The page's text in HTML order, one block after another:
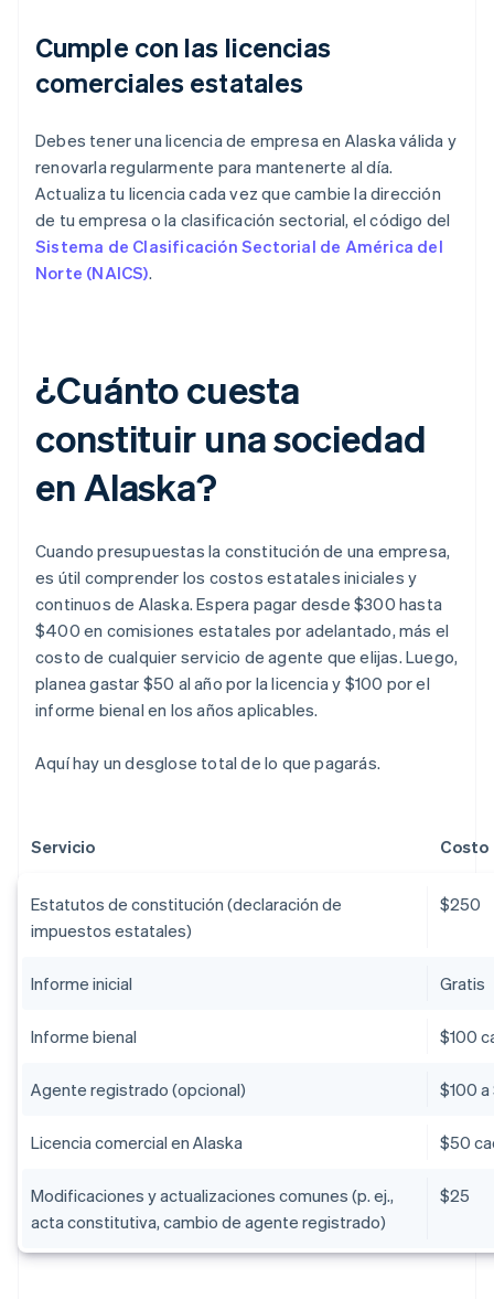
Cumple con las licencias
comerciales estatales
Debes tener una licencia de empresa en Alaska válida y
renovarla regularmente para mantenerte al día.
Actualiza tu licencia cada vez que cambie la dirección
de tu empresa o la clasificación sectorial, el código del
Sistema de Clasificación Sectorial de América del
Norte (NAICS).
¿Cuánto cuesta
constituir una sociedad
en Alaska?
Cuando presupuestas la constitución de una empresa,
es útil comprender los costos estatales iniciales y
continuos de Alaska. Espera pagar desde $300 hasta
$400 en comisiones estatales por adelantado, más el
costo de cualquier servicio de agente que elijas. Luego,
planea gastar $50 al año por la licencia y $100 por el
informe bienal en los años aplicables.
Aquí hay un desglose total de lo que pagarás.
Servicio Costo
Estatutos de constitución (declaración de
impuestos estatales)
$250
Informe inicial Gratis
Informe bienal $100
Agente registrado (opcional) $100
Licencia comercial en Alaska $50
Modificaciones y actualizaciones comunes (p. ej.,
acta constitutiva, cambio de agente registrado)
$25